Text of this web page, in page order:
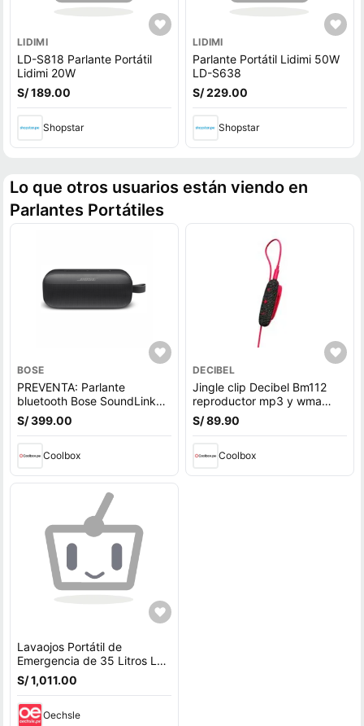
LIDIMI
LD-S818 Parlante Portátil
Lidimi 20W
S/ 189.00
Shopstar
LIDIMI
Parlante Portátil Lidimi 50W
LD-S638
S/ 229.00
Shopstar
Lo que otros usuarios están viendo en
Parlantes Portátiles
BOSE
PREVENTA: Parlante
bluetooth Bose SoundLink
Flex 1ra Gen, Bluetooth 5.3,
hasta 12h, IP67, batería
agua, negro (reempacado)
S/ 399.00
Coolbox
DECIBEL
Jingle clip Decibel Bm112
reproductor mp3 y wma
8gb rojo
S/ 89.90
Coolbox
Lavaojos Portátil de
Emergencia de 35 Litros LP-
075
S/ 1,011.00
Oechsle